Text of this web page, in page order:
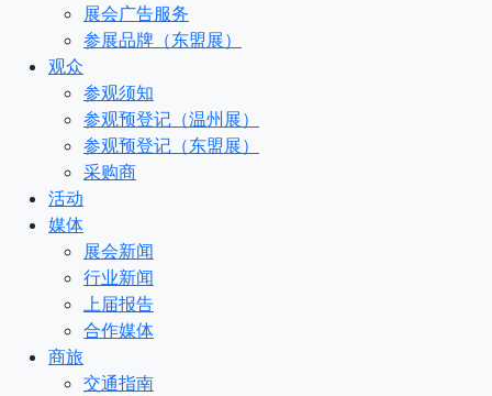
展会广告服务
参展品牌（东盟展）
观众
参观须知
参观预登记（温州展）
参观预登记（东盟展）
采购商
活动
媒体
展会新闻
行业新闻
上届报告
合作媒体
商旅
交通指南